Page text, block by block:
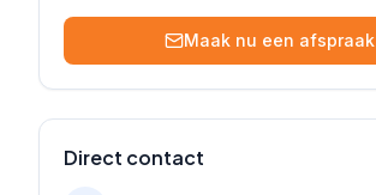
Maak nu een afspraak
Direct contact